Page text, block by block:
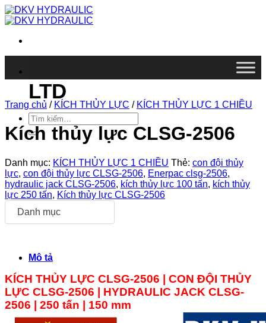
Chuyển
đến
dung
LTD
Tìm
kiếm:
Trang chủ / KÍCH THỦY LỰC / KÍCH THỦY LỰC 1 CHIỀU
Kích thủy lực CLSG-2506
Danh mục: KÍCH THỦY LỰC 1 CHIỀU Thẻ: con đội thủy
lực, con đội thủy lực CLSG-2506, Enerpac clsg-2506,
hydraulic jack CLSG-2506, kích thủy lực 100 tấn, kích thủy
lực 250 tấn, Kích thủy lực CLSG-2506
Danh mục
Mô tả
KÍCH THỦY LỰC CLSG-2506 | CON ĐỘI THỦY
LỰC CLSG-2506 | HYDRAULIC JACK CLSG-
2506 | 250 tấn | 150 mm